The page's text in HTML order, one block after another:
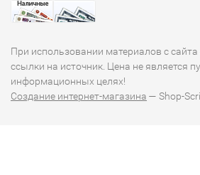
При использовании материалов с
ссылки на источник. Цена не является
информационных целях!
Создание интернет-магазина — Shop-